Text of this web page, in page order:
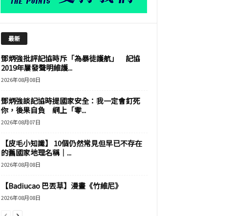
最新
鄧炳強批評記協時斥「為暴徒護航」 記協
2019年屢發聲明維護...
2026年08月08日
鄧炳強談記協時提國家安全：我一定會釘死
你，後果自負 網上「零...
2026年08月07日
【皮毛小知識】 10個仍然常見但早已不存在
的舊國家地理名稱｜...
2026年08月08日
【Badiucao 巴丟草】漫畫《竹維尼》
2026年08月08日